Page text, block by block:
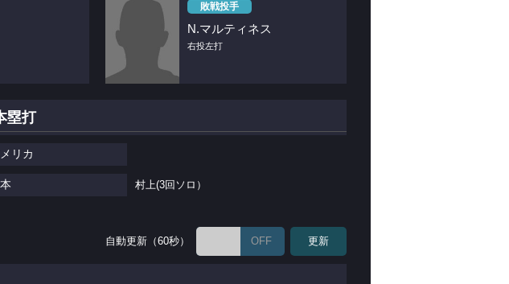
敗戦投手
N.マルティネス
右投左打
塁打
リカ
村上(3回ソロ）
自動更新（60秒） OFF 更新